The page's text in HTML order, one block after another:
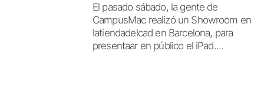
El pasado sábado, la gente de
CampusMac realizó un Showroom en
latiendadelcad en Barcelona, para
presentaar en público el iPad....